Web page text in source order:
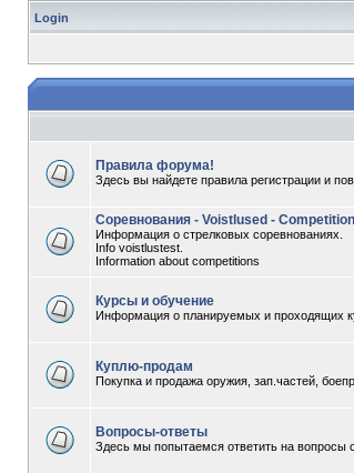
Login
Правила форума!
Здесь вы найдете правила регистрации и
Соревнования - Voistlused -
Информация о стрелковых соревнованиях.
Info voistlustest.
Information about competitions
Курсы и обучение
Информация о планируемых и проходящих
Куплю-продам
Покупка и продажа оружия, зап.частей,
Вопросы-ответы
Здесь мы попытаемся ответить на вопросы